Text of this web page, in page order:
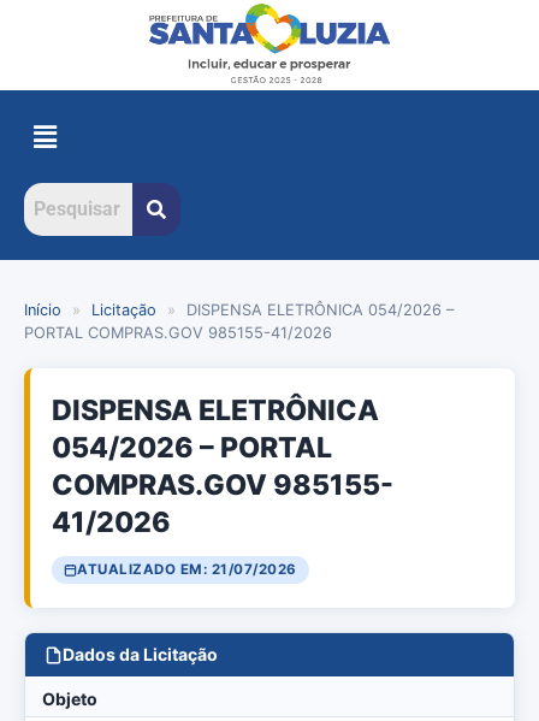
Início » Licitação »
DISPENSA ELETRÔNICA 054/2026 –
PORTAL COMPRAS.GOV 985155-41/2026
DISPENSA ELETRÔNICA
054/2026 – PORTAL
COMPRAS.GOV 985155-
41/2026
ATUALIZADO EM: 21/07/2026
Dados da Licitação
Objeto